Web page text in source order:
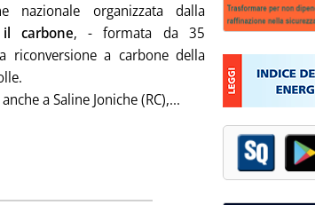
nazionale organizzata dalla
carbone, - formata da 35
riconversione a carbone della
a Saline Joniche (RC),... Leggi tutta la